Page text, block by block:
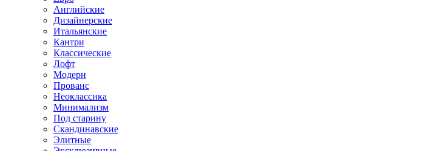
Английские
Дизайнерские
Итальянские
Кантри
Классические
Лофт
Модерн
Прованс
Неоклассика
Минимализм
Под старину
Скандинавские
Элитные